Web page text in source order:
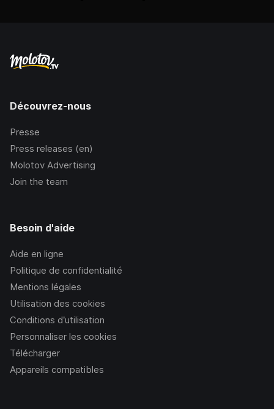
Découvrez-nous
Presse
Press releases (en)
Molotov Advertising
Join the team
Besoin d'aide
Aide en ligne
Politique de confidentialité
Mentions légales
Utilisation des cookies
Conditions d’utilisation
Personnaliser les cookies
Télécharger
Appareils compatibles